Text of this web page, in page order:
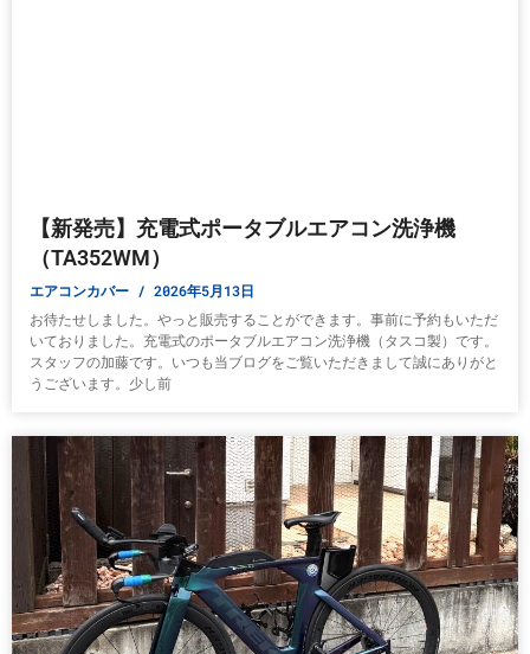
【新発売】充電式ポータブルエアコン洗浄機
（TA352WM）
エアコンカバー 2026年5月13日
お待たせしました。やっと販売することができます。事前に予約もいただ
いておりました。充電式のポータブルエアコン洗浄機（タスコ製）です。
スタッフの加藤です。いつも当ブログをご覧いただきまして誠にありがと
うございます。少し前